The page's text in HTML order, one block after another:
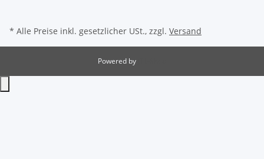
* Alle Preise inkl. gesetzlicher USt., zzgl. Versand
Powered by